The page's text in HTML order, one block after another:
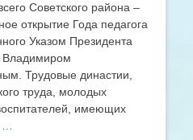
Советского района –
открытие Года педагога
Указом Президента
Владимиром
Трудовые династии,
труда, молодых
имеющих